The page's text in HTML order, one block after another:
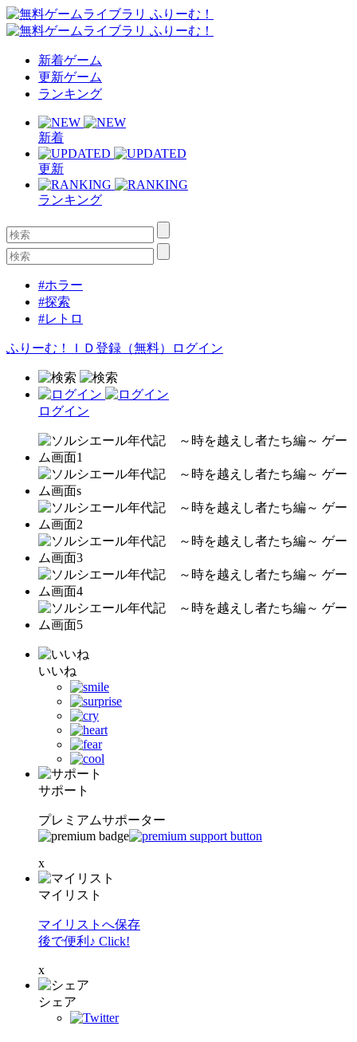
新着ゲーム
更新ゲーム
ランキング
新着
更新
ランキング
#ホラー
#探索
#レトロ
ふりーむ！ＩＤ登録（無料） ログイン
ログイン
いいね
サポート
プレミアムサポーター
x
マイリスト
マイリストへ保存
後で便利♪ Click!
x
シェア